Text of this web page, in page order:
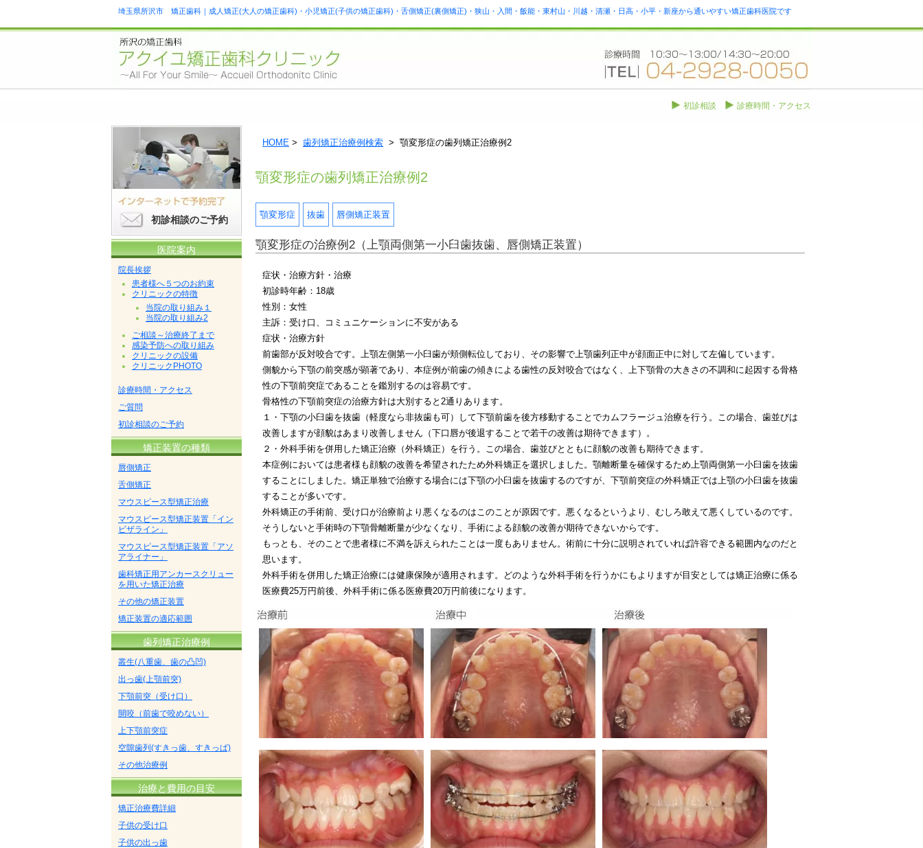
埼玉県所沢市 矯正歯科｜成人矯正(大人の矯正歯科)・小児矯正(子供の矯正歯科)・舌側矯正(裏側矯正)・狭山・入間・飯能・東村山・川越・清瀬・日高・小平・新座から通いやすい矯正歯科医院です
診療時間・アクセス
初診相談
HOME > 歯列矯正治療例検索 > 顎変形症の歯列矯正治療例2
顎変形症の歯列矯正治療例2
顎変形症 抜歯 唇側矯正装置
顎変形症の治療例2 （上顎両側第一小臼歯抜歯、唇側矯正装置）
症状・治療方針・治療
初診時年齢：18歳
性別：女性
主訴：受け口、コミュニケーションに不安がある
症状・治療方針
前歯部が反対咬合です。上顎左側第一小臼歯が頬側転位しており、その影響で上顎歯列正中が顔面正中に対して左偏しています。
側貌から下顎の前突感が顕著であり、本症例が前歯の傾きによる歯性の反対咬合ではなく、上下顎骨の大きさの不調和に起因する骨格
性の下顎前突症であることを鑑別するのは容易です。
骨格性の下顎前突症の治療方針は大別すると2通りあります。
１・下顎の小臼歯を抜歯（軽度なら非抜歯も可）して下顎前歯を後方移動することでカムフラージュ治療を行う。この場合、歯並びは
改善しますが顔貌はあまり改善しません（下口唇が後退することで若干の改善は期待できます）。
２・外科手術を併用した矯正治療（外科矯正）を行う。この場合、歯並びとともに顔貌の改善も期待できます。
本症例においては患者様も顔貌の改善を希望されたため外科矯正を選択しました。顎離断量を確保するため上顎両側第一小臼歯を抜歯
することにしました。矯正単独で治療する場合には下顎の小臼歯を抜歯するのですが、下顎前突症の外科矯正では上顎の小臼歯を抜歯
することが多いです。
外科矯正の手術前、受け口が治療前より悪くなるのはこのことが原因です。悪くなるというより、むしろ敢えて悪くしているのです。
そうしないと手術時の下顎骨離断量が少なくなり、手術による顔貌の改善が期待できないからです。
もっとも、そのことで患者様に不満を訴えられたことは一度もありません。術前に十分に説明されていれば許容できる範囲内なのだと
思います。
外科手術を併用した矯正治療には健康保険が適用されます。どのような外科手術を行うかにもよりますが目安としては矯正治療に係る
医療費25万円前後、外科手術に係る医療費20万円前後になります。
初診相談のご予約
医院案内
院長挨拶
患者様へ５つのお約束
クリニックの特徴
当院の取り組み１
当院の取り組み2
ご相談～治療終了まで
感染予防への取り組み
クリニックの設備
クリニックPHOTO
診療時間・アクセス
ご質問
初診相談のご予約
矯正装置の種類
唇側矯正
舌側矯正
マウスピース型矯正治療
マウスピース型矯正装置「イン
ビザライン」
マウスピース型矯正装置「アソ
アライナー」
歯科矯正用アンカースクリュー
を用いた矯正治療
その他の矯正装置
矯正装置の適応範囲
歯列矯正治療例
叢生(八重歯、歯の凸凹)
出っ歯(上顎前突)
下顎前突（受け口）
開咬（前歯で咬めない）
上下顎前突症
空隙歯列(すきっ歯、すきっぱ)
その他治療例
治療と費用の目安
矯正治療費詳細
子供の受け口
子供の出っ歯